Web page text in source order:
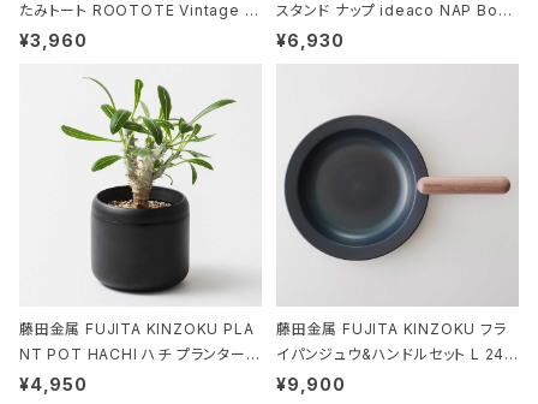
たみトート ROOTOTE Vintage P
EANUTS ROO-shopper mid 84
ド.ピーナッツ-0P 3Dグラス
¥3,960
スタンド ナップ ideaco NAP Book
stand ブラウン
¥6,930
藤田金属 FUJITA KINZOKU PLA
NT POT HACHI ハチ プランターポ
ット 3号 ブラック
¥4,950
藤田金属 FUJITA KINZOKU フラ
イパンジュウ&ハンドルセット L 24c
m ガス火・IH対応 鉄フライパン ウォ
¥9,900